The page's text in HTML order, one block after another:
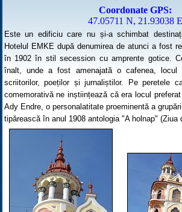
Coordonate GPS:
47.05711 N, 21.93038 E
Este un edificiu care nu și-a schimbat
Hotelul EMKE după denumirea de atunci a fost
în 1902 în stil secession cu amprente gotice.
înalt, unde a fost amenajată o cafenea, locul
scriitorilor, poeților și jurnaliștilor. Pe peretele
comemorativă ne inștiințează că era locul
Ady Endre, o personalatitate proeminentă a
tipărească în anul 1908 antologia "A holnap" (Ziua